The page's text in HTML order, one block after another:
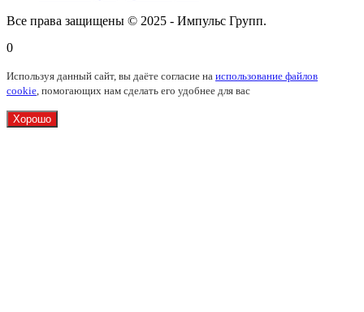
Все права защищены © 2025 - Импульс Групп.
0
Используя данный сайт, вы даёте согласие на использование файлов
cookie , помогающих нам сделать его удобнее для вас
Хорошо